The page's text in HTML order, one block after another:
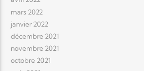
mars 2022
janvier 2022
décembre 2021
novembre 2021
octobre 2021